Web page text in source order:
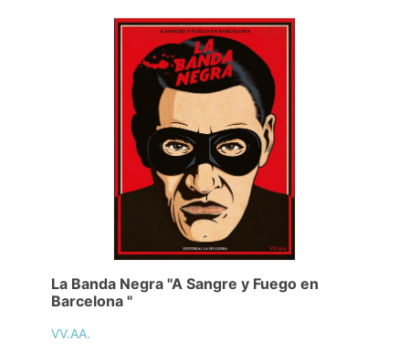
La Banda Negra "A Sangre y Fuego en
Barcelona "
VV.AA.